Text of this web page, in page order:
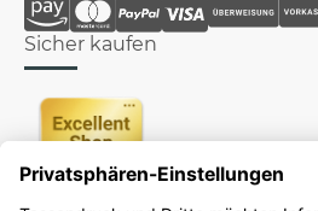
Sicher kaufen